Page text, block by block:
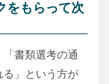
をもらって次
書類選考の通
」という方が